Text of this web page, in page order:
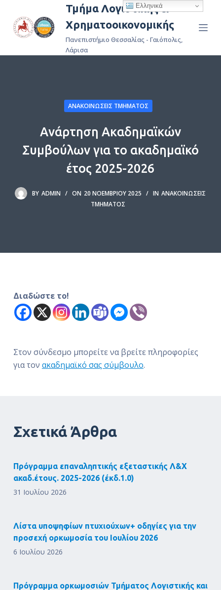
ε
ε
Τμήμα Λογιστικής &
Χρηματοοικονομικής
Πανεπιστήμιο Θεσσαλίας - Γαιόπολις,
Λάρισα
ΑΝΑΚΟΙΝΏΣΕΙΣ ΤΜΉΜΑΤΟΣ
Ανάρτηση Ακαδημαϊκών
Συμβούλων για το ακαδημαϊκό
έτος 2025-2026
BY ADMIN ON 20 ΝΟΕΜΒΡΊΟΥ 2025 IN ΑΝΑΚΟΙΝΏΣΕΙΣ
ΤΜΉΜΑΤΟΣ
Διαδώστε το!
Στον σύνδεσμο μπορείτε να βρείτε πληροφορίες
για τον ακαδημαϊκό σας σύμβουλο.
Σχετικά Άρθρα
Πρόγραμμα επαναληπτικής εξεταστικής Λ&Χ
ακαδ.έτους. 2025-2026 (έκδ.1.0)
31 Ιουλίου 2026
Λίστα υποψηφίων πτυχιούχων+ οδηγίες για την
προσεχή ορκωμοσία του Ιουλίου 2026
6 Ιουλίου 2026
Πρόγραμμα ορκωμοσιών Τμήματος Λογιστικής και
Ελληνικά